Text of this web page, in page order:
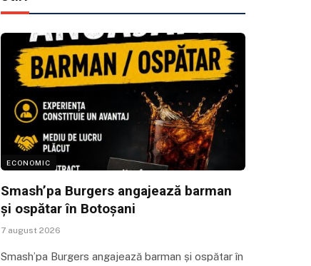
ECONOMIC
Smash’pa Burgers angajează barman
și ospătar în Botoșani
7 august 2026
Smash’pa Burgers angajează barman și ospătar în